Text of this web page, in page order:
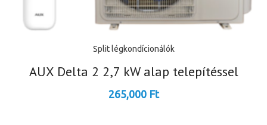
Split légkondícionálók
AUX Delta 2 2,7 kW alap telepítéssel
265,000 Ft